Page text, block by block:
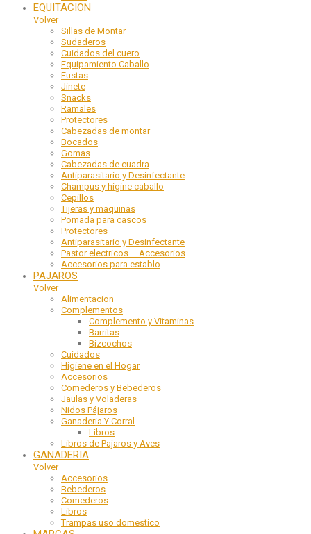
EQUITACION
Volver
Sillas de Montar
Sudaderos
Cuidados del cuero
Equipamiento Caballo
Fustas
Jinete
Snacks
Ramales
Protectores
Cabezadas de montar
Bocados
Gomas
Cabezadas de cuadra
Antiparasitario y Desinfectante
Champus y higine caballo
Cepillos
Tijeras y maquinas
Pomada para cascos
Protectores
Antiparasitario y Desinfectante
Pastor electricos – Accesorios
Accesorios para establo
PAJAROS
Volver
Alimentacion
Complementos
Complemento y Vitaminas
Barritas
Bizcochos
Cuidados
Higiene en el Hogar
Accesorios
Comederos y Bebederos
Jaulas y Voladeras
Nidos Pájaros
Ganaderia Y Corral
Libros
Libros de Pajaros y Aves
GANADERIA
Volver
Accesorios
Bebederos
Comederos
Libros
Trampas uso domestico